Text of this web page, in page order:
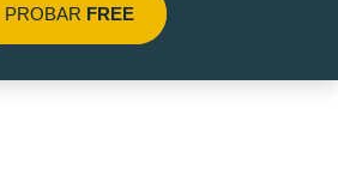
PROBAR FREE